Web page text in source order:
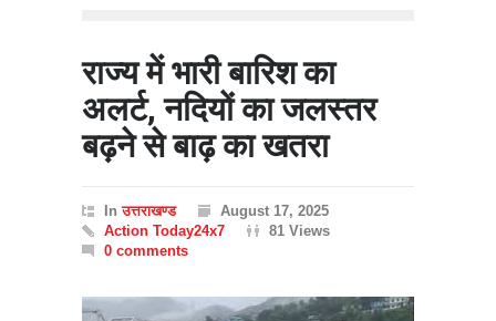
राज्य में भारी बारिश का
अलर्ट, नदियों का जलस्तर
बढ़ने से बाढ़ का खतरा
Inउत्तराखण्ड
August 17, 2025
Action Today24x7
81 Views
0 comments